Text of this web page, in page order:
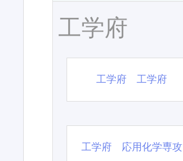
工学府
工学府 工学府
工学府 応用化学専攻